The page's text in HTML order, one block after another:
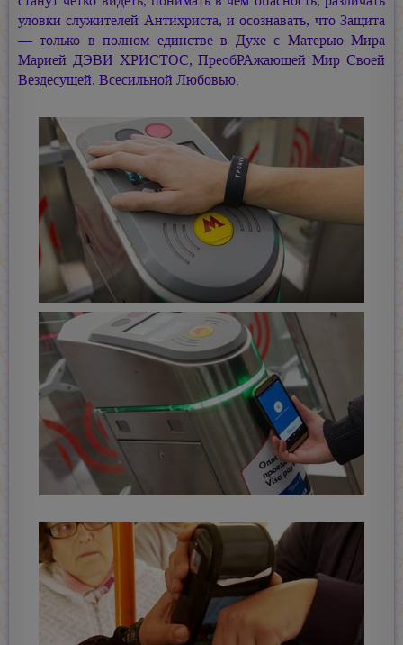
уловки служителей Антихриста, и осознавать, что Защита
— только в полном единстве в Духе с Матерью Мира
Марией ДЭВИ ХРИСТОС, ПреобРАжающей Мир Своей
Вездесущей, Всесильной Любовью.